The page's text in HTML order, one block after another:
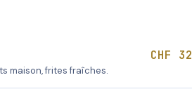
maison, frites fraîches.
CHF 32